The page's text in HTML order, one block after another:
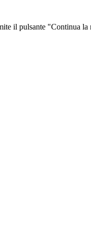
il pulsante "Continua